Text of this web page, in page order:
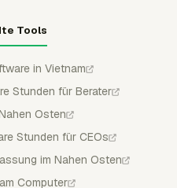
Tools
in Vietnam
Stunden für Berater
Osten
Stunden für CEOs
im Nahen Osten
Computer